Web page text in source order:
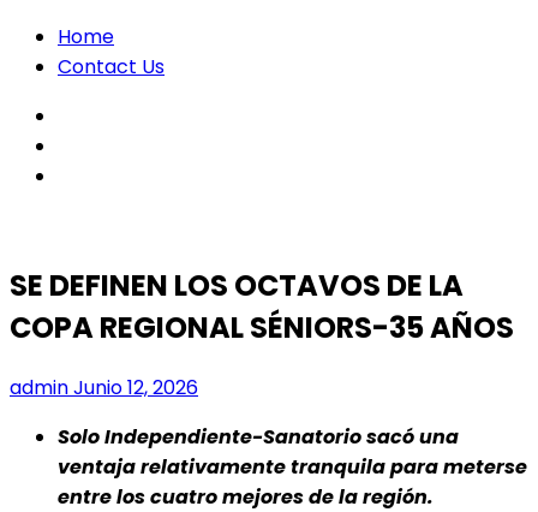
Home
Contact Us
SE DEFINEN LOS OCTAVOS DE LA
COPA REGIONAL SÉNIORS-35 AÑOS
adminJunio 12, 2026
Solo Independiente-Sanatorio sacó una
ventaja relativamente tranquila para meterse
entre los cuatro mejores de la región.